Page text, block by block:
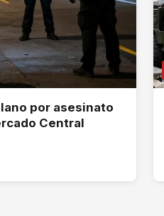
por asesinato
Central